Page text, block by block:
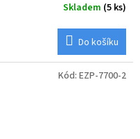
Skladem (5 ks)
Do košíku
Kód: EZP-7700-2